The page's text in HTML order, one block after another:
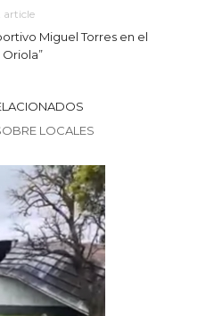
article
Miguel Torres en el
Oriola”
LOCALES